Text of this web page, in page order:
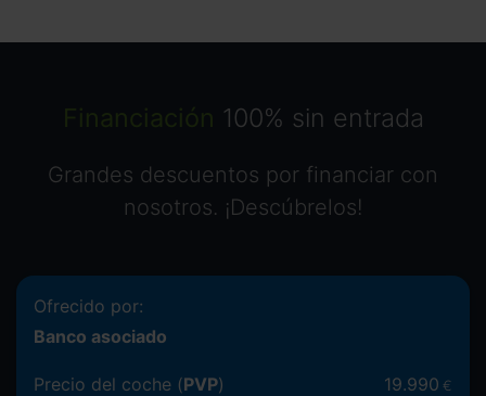
Financiación 100% sin entrada
Grandes descuentos por financiar con
nosotros. ¡Descúbrelos!
Ofrecido por:
Banco asociado
Precio del coche (PVP) 19.990 €